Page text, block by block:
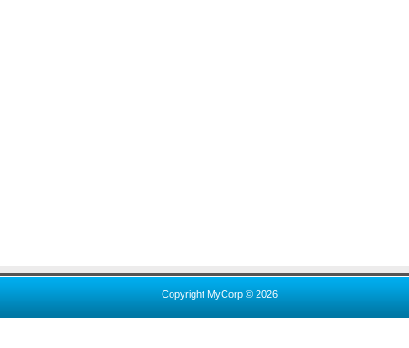
Copyright MyCorp © 2026